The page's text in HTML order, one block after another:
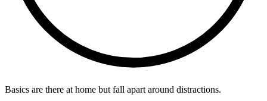
Basics are there at home but fall apart around distractions.